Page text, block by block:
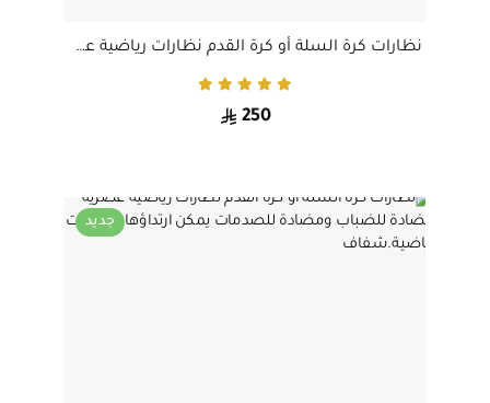
نظارات كرة السلة أو كرة القدم نظارات رياضية عصرية مضادة للضباب ومضادة للصدمات يمكن ارتداؤها كنظارات رياضية.رمادي مصفر. حجم صغير
250
جديد